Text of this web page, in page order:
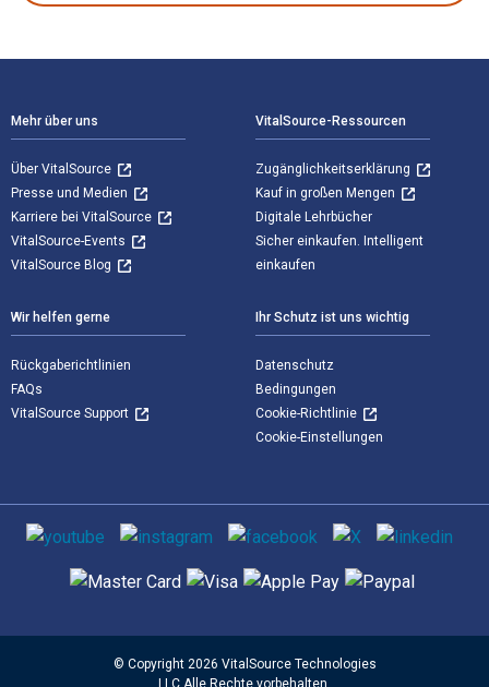
Mehr über uns
Über VitalSource
Presse und Medien
Karriere bei VitalSource
VitalSource-Events
VitalSource Blog
VitalSource-Ressourcen
Zugänglichkeitserklärung
Kauf in großen Mengen
Digitale Lehrbücher
Sicher einkaufen. Intelligent
einkaufen
Wir helfen gerne
Rückgaberichtlinien
FAQs
VitalSource Support
Ihr Schutz ist uns wichtig
Datenschutz
Bedingungen
Cookie-Richtlinie
Cookie-Einstellungen
Sozialen Medien
Unterstützte Zahlungsmethoden
© Copyright 2026 VitalSource Technologies
LLC Alle Rechte vorbehalten.